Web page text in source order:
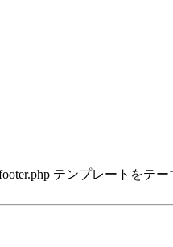
テンプレートをテ